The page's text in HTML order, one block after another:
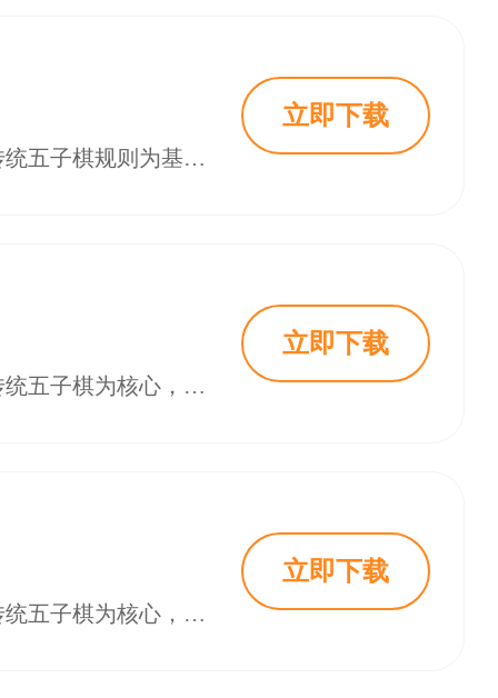
《微信五子棋》是微信平台热门的休闲策略小游戏，无需下载即可开启。它以传统五子棋规则为基础，搭配社交化对战模式，让玩家在碎片化时间里享受思维博弈的乐趣，从新手到资深棋友都能找到适配玩法，成为不少人日常健脑、互动的首选，很多玩家常在《微信五子棋》中钻研棋谱、结交同好。 《微信五子棋》游戏简介 《微信五子棋》画面简约清爽，1515棋盘网格清晰，黑白棋子对比鲜明，视觉上舒适易辨。界面仅保留对战核心区与基础
立即下载
《微信五子棋》是微信平台上的休闲策略小游戏，无需下载，点击即玩。它以传统五子棋为核心，结合社交属性，让玩家随时随地享受对弈乐趣，从新手到高手都能适配，成为碎片化时间健脑、社交的热门选择，不少玩家爱在《微信五子棋》中磨练棋艺、结交棋友。 《微信五子棋》游戏简介 《微信五子棋》画面简洁，1515棋盘线条清晰，黑白棋子对比鲜明。界面仅保留对战区与基础功能键，无多余干扰，新手能快速上手，老手可专注策略，轻
立即下载
《微信五子棋》是微信平台上的休闲策略小游戏，无需下载，点击即玩。它以传统五子棋为核心，结合社交属性，让玩家随时随地享受对弈乐趣，从新手到高手都能适配，成为碎片化时间健脑、社交的热门选择，不少玩家爱在《微信五子棋》中磨练棋艺、结交棋友。 《微信五子棋》游戏简介 《微信五子棋》画面简洁，1515棋盘线条清晰，黑白棋子对比鲜明。界面仅保留对战区与基础功能键，无多余干扰，新手能快速上手，老手可专注策略，轻
立即下载